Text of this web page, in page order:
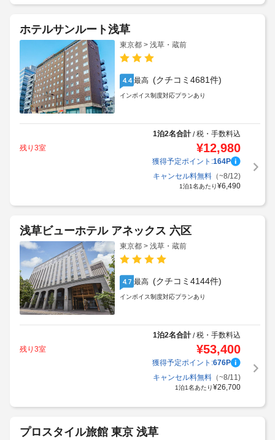
ホテルサンルート浅草
東京都 > 浅草・蔵前
4.4 最高 (クチコミ4681件)
インボイス制度対応プランあり
1泊2名合計/税・手数料込
残り3室
¥12,980
獲得予定ポイント:164P
キャンセル料無料（~8/12)
1泊1名あたり¥6,490
浅草ビューホテル アネックス 六区
東京都 > 浅草・蔵前
4.7 最高 (クチコミ4144件)
インボイス制度対応プランあり
1泊2名合計/税・手数料込
残り3室
¥53,400
獲得予定ポイント:676P
キャンセル料無料（~8/11)
1泊1名あたり¥26,700
プロスタイル旅館 東京 浅草